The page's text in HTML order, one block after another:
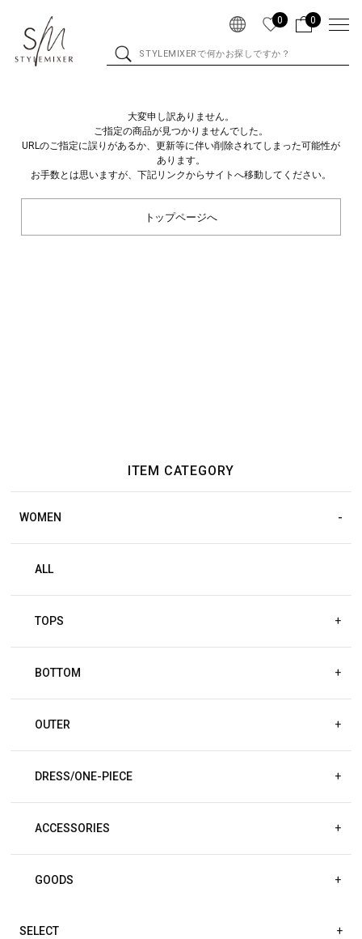
0 0
大変申し訳ありません。
ご指定の商品が見つかりませんでした。
URLのご指定に誤りがあるか、更新等に伴い削除されてしまった可能性が
あります。
お手数とは思いますが、下記リンクからサイトへ移動してください。
トップページへ
ITEM CATEGORY
WOMEN
ALL
TOPS +
BOTTOM +
OUTER +
DRESS/ONE-PIECE +
ACCESSORIES +
GOODS +
SELECT +